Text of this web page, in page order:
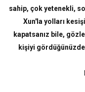
sahip, çok yetenekli,
Xun'la yolları
kapatsanız bile,
kişiyi